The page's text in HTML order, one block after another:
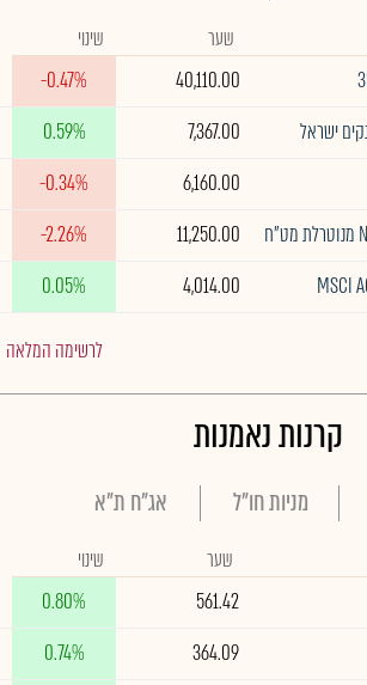
שער שינוי
40,110.00
-0.47%
ישראל 7,367.00
0.59%
6,160.00
-0.34%
11,250.00
-2.26%
4,014.00
0.05%
לרשימה המלאה
קרנות נאמנות
מניות חו"ל אג"ח ת"א
שער שינוי
561.42
0.80%
364.09
0.74%